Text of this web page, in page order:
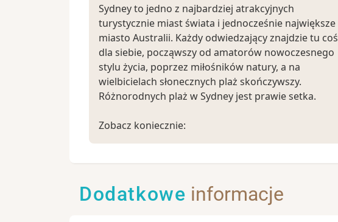
Dzień na morzu
08:00-17:00
Dzień 13.czw.15.06.2028
Brisbane
Australia
Dzień 14 pt.16.06.2028
Dzień na morzu
Dzień 15.sob.17.06.2028
Sydney
Australia
Sydney to jedno z najbardziej atrakcyjnych
turystycznie miast świata i jednocześnie największe
miasto Australii. Każdy odwiedzający znajdzie tu coś
dla siebie, począwszy od amatorów nowoczesnego
stylu życia, poprzez miłośników natury, a na
wielbicielach słonecznych plaż skończywszy.
Różnorodnych plaż w Sydney jest prawie setka.
Zobacz koniecznie:
- The Rocks to miejscowa starówka
- plaża Bondi, która jest rajem dla miłośników
Dodatkowe informacje